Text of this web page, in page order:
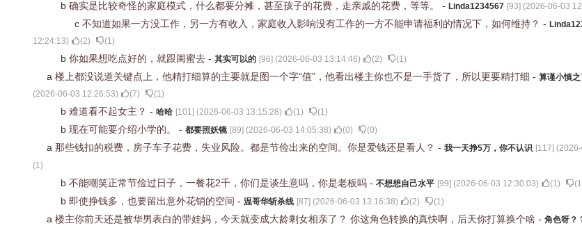
b 确实是比较奇怪的家庭模式，什么都要分摊，甚至孩子的花费，走亲戚的花费，等等。 - Linda1234567 [93] (2026-06-03
c 不知道如果一方没工作，另一方有收入，家庭收入影响没有工作的一方不能申请福利的情况下，如何维持？ -
12:24:13) (2) (1)
b 你如果想吃点好的，就跟闺蜜去 - 其实可以的 [96] (2026-06-03 13:14:46) (2) (1)
a 楼上都没说道关键点上，他精打细算的主要就是图一个字“值”，他看出楼主你也不是一手货了，所以更要精打细 - 算谨小慎之
(2026-06-03 12:26:53) (7) (1)
b 难道看不起女主？ - 哈哈 [101] (2026-06-03 13:15:28) (1) (1)
b 现在可能要介绍小学的。 - 都要照妖镜 [89] (2026-06-03 14:05:38) (0) (0)
a 那些钱扣的税费，房子车子花费，失业风险。都是节俭出来的空间。你是爱钱还是看人？ - 我一天挣5万，你不认识 [117] (
(1)
b 不能嘲笑正常节俭过日子，一餐花2千，你们是谈生意吗，你是老板吗 - 不想想自己水平 [99] (2026-06-03 12:30:03) (1) (1
b 即使挣钱多，也要留出意外花销的空间 - 温哥华斩杀线 [87] (2026-06-03 13:16:38) (2) (1)
a 楼主你前天还是被华男表白的带娃妈，今天就变成大龄剩女相亲了？ 你这角色转换的真快啊，后天你打算换个啥 - 角色呀？